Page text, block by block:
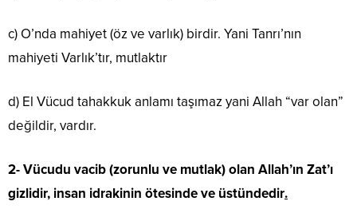
c) O’nda mahiyet (öz ve varlık) birdir. Yani Tanrı’nın
mahiyeti Varlık’tır, mutlaktır
d) El Vücud tahakkuk anlamı taşımaz yani Allah “var olan”
değildir, vardır.
2- Vücudu vacib (zorunlu ve mutlak) olan Allah’ın Zat’ı
gizlidir, insan idrakinin ötesinde ve üstündedir.